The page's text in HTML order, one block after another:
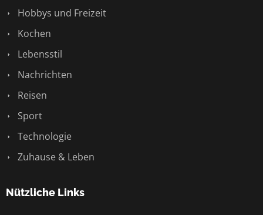
Hobbys und Freizeit
Kochen
Lebensstil
Nachrichten
Reisen
Sport
Technologie
Zuhause & Leben
Nützliche Links